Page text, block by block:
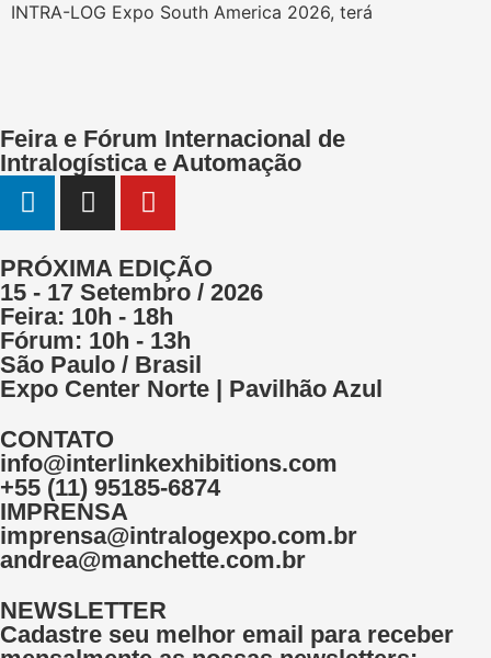
INTRA-LOG Expo South America 2026, terá
Feira e Fórum Internacional de
Intralogística e Automação
PRÓXIMA EDIÇÃO
15 - 17 Setembro / 2026
Feira: 10h - 18h
Fórum: 10h - 13h
São Paulo / Brasil
Expo Center Norte | Pavilhão Azul
CONTATO
info@interlinkexhibitions.com
+55 (11) 95185-6874
IMPRENSA
imprensa@intralogexpo.com.br
andrea@manchette.com.br
NEWSLETTER
Cadastre seu melhor email para receber